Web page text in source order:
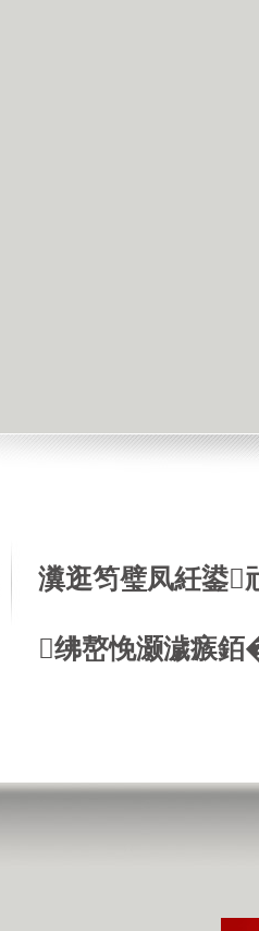
瀵逛笉璧凤紝鍙
绋嶅悗灏濊瘯